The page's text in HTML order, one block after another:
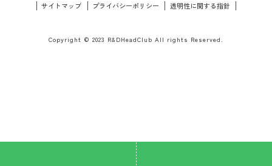
サイトマップ プライバシーポリシー 透明性に関する指針
Copyright © 2023 R&DHeadClub All rights Reserved.